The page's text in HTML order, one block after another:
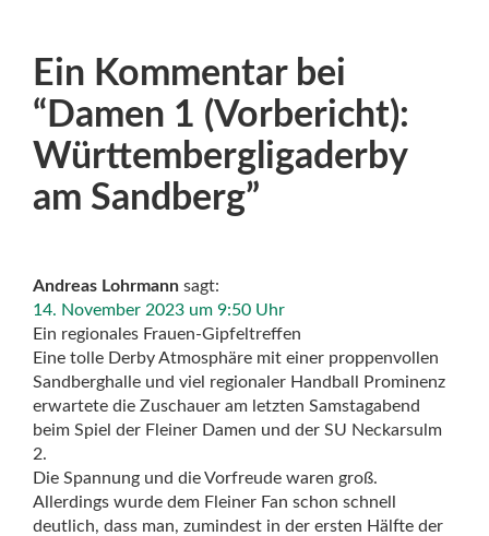
Ein Kommentar bei
“ Damen 1 (Vorbericht):
Württembergligaderby
am Sandberg”
Andreas Lohrmann sagt:
14. November 2023 um 9:50 Uhr
Ein regionales Frauen-Gipfeltreffen
Eine tolle Derby Atmosphäre mit einer proppenvollen
Sandberghalle und viel regionaler Handball Prominenz
erwartete die Zuschauer am letzten Samstagabend
beim Spiel der Fleiner Damen und der SU Neckarsulm
2.
Die Spannung und die Vorfreude waren groß.
Allerdings wurde dem Fleiner Fan schon schnell
deutlich, dass man, zumindest in der ersten Hälfte der